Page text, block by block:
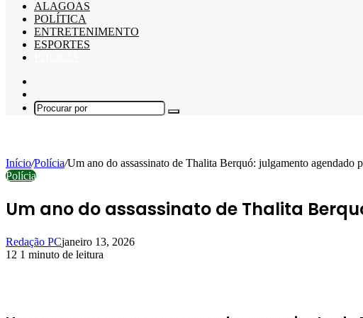
ALAGOAS
POLÍTICA
ENTRETENIMENTO
ESPORTES
skin
Procurar
Início/Polícia/Um ano do assassinato de Thalita Berquó: julgamento agendado
Polícia
Um ano do assassinato de Thalita
Redação PCjaneiro 13, 2026
12 1 minuto de leitura